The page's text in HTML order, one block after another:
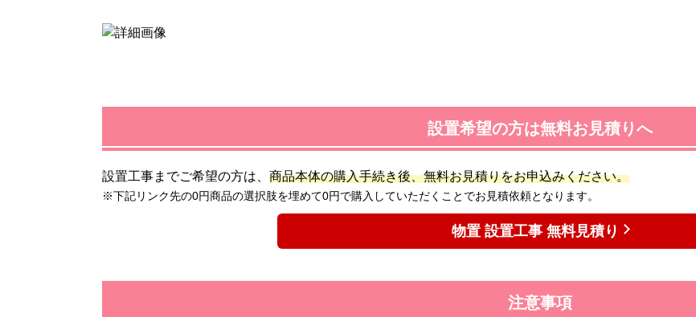
設置希望の方は無料お見積りへ
設置工事までご希望の方は、 商品本体の購入手続き後、無料お見積りをお申込みください。
※下記リンク先の0円商品の選択肢を埋めて0円で購入していただくことでお見積依頼となります。
物置 設置工事 無料見積り
注意事項